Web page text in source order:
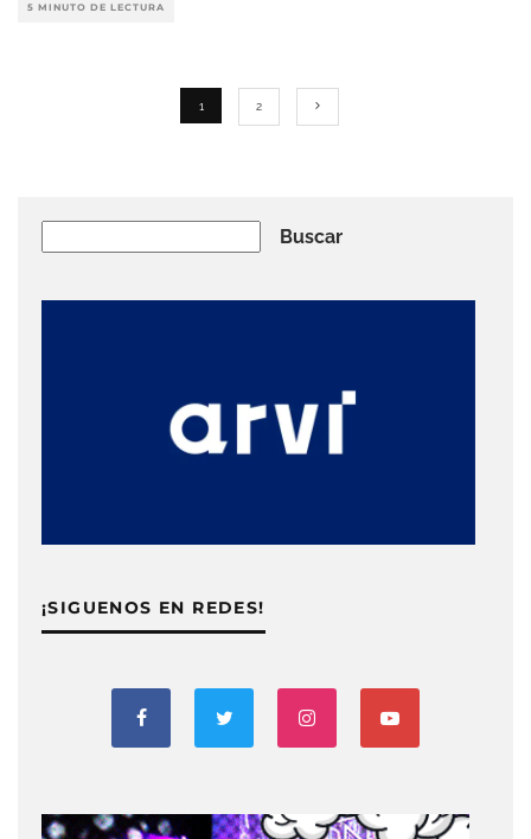
5 MINUTO DE LECTURA
1 2
Buscar
¡SIGUENOS EN REDES!